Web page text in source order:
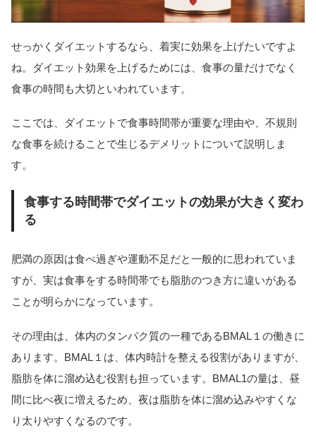
せっかくダイエットするなら、着実に効果を上げたいですよ
ね。ダイエット効果を上げるためには、食事の量だけでなく
食事の時間も大切といわれています。
ここでは、ダイエットで食事時間帯が重要な理由や、不規則
な食事を続けることで生じるデメリットについて説明しま
す。
食事する時間帯でダイエットの効果が大きく変わ
る
肥満の原因は食べ過ぎや運動不足だと一般的に思われていま
すが、実は食事をする時間帯でも脂肪のつき方に違いがある
ことが明らかになっています。
その理由は、体内のタンパク質の一種であるBMAL１の働きに
あります。BMAL１は、体内時計を整える役割がありますが、
脂肪を体に溜め込む役割も担っています。BMAL1の量は、昼
間に比べ夜に増えるため、夜は脂肪を体に溜め込みやすくな
り太りやすくなるのです。